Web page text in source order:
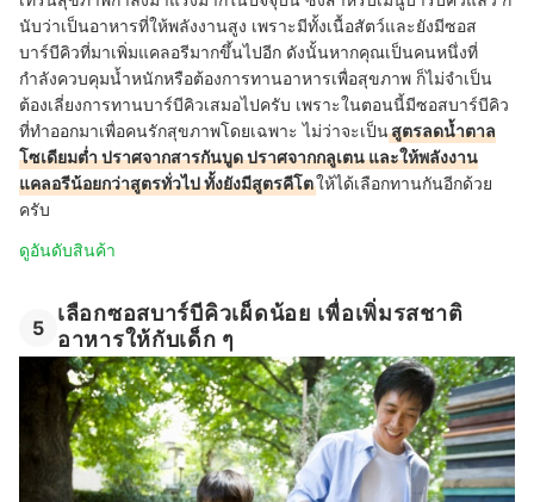
นับว่าเป็นอาหารที่ให้พลังงานสูง เพราะมีทั้งเนื้อสัตว์และยังมีซอส
บาร์บีคิวที่มาเพิ่มแคลอรีมากขึ้นไปอีก ดังนั้นหากคุณเป็นคนหนึ่งที่
กำลังควบคุมน้ำหนักหรือต้องการทานอาหารเพื่อสุขภาพ ก็ไม่จำเป็น
ต้องเลี่ยงการทานบาร์บีคิวเสมอไปครับ เพราะในตอนนี้มีซอสบาร์บีคิว
ที่ทำออกมาเพื่อคนรักสุขภาพโดยเฉพาะ ไม่ว่าจะเป็นสูตรลดน้ำตาล
โซเดียมต่ำ ปราศจากสารกันบูด ปราศจากกลูเตน และให้พลังงาน
แคลอรีน้อยกว่าสูตรทั่วไป ทั้งยังมีสูตรคีโตให้ได้เลือกทานกันอีกด้วย
ครับ
ดูอันดับสินค้า
5
เลือกซอสบาร์บีคิวเผ็ดน้อย เพื่อเพิ่มรสชาติ
อาหารให้กับเด็ก ๆ